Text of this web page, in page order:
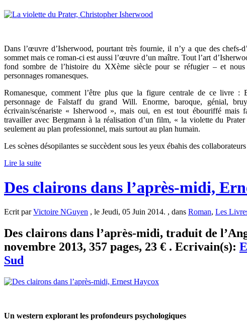
Dans l’œuvre d’Isherwood, pourtant très fournie, il n’y a que des
sommet mais ce roman-ci est aussi l’œuvre d’un maître. Tout l’art
fond sombre de l’histoire du XXème siècle pour se réfugier – et
personnages romanesques.
Romanesque, comment l’être plus que la figure centrale de ce livre :
personnage de Falstaff du grand Will. Enorme, baroque, génial,
écrivain/scénariste « Isherwood », mais oui, en est tout ébouriffé mais
travailler avec Bergmann à la réalisation d’un film, « la violette du
seulement au plan professionnel, mais surtout au plan humain.
Les scènes désopilantes se succèdent sous les yeux ébahis des
Lire la suite
Des clairons dans l’après-midi,
Ecrit parVictoire NGuyen , le Jeudi, 05 Juin 2014. , dans Roman, Les
Des clairons dans l’après-midi, traduit de
novembre 2013, 357 pages, 23 € . Ecrivain(s):
Sud
Un western explorant les profondeurs psychologiques